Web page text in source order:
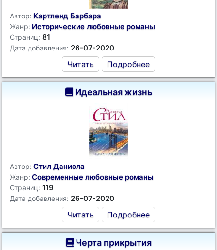
Автор: Картленд Барбара
Жанр: Исторические любовные романы
Страниц: 81
Дата добавления: 26-07-2020
Читать Подробнее
Идеальная жизнь
Автор: Стил Даниэла
Жанр: Современные любовные романы
Страниц: 119
Дата добавления: 26-07-2020
Читать Подробнее
Черта прикрытия